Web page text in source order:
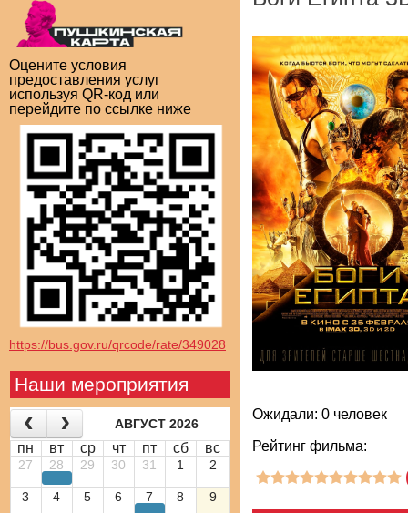
Оцените условия
предоставления услуг
используя QR-код или
перейдите по ссылке ниже
https://bus.gov.ru/qrcode/rate/349028
Наши мероприятия
АВГУСТ 2026
пн вт ср чт пт сб вс
27 28 29 30 31 1 2
3 4 5 6 7 8 9
Ожидали: 0 человек
Рейтинг фильма: